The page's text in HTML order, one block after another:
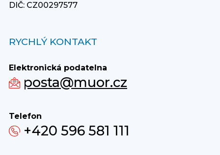
DIČ: CZ00297577
RYCHLÝ KONTAKT
Elektronická podatelna
posta@muor.cz
Telefon
+420 596 581 111